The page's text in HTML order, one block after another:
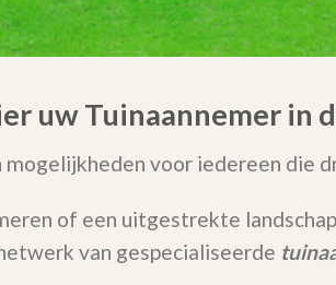
uw Tuinaannemer in
voor iedereen die
of een uitgestrekte
van gespecialiseerde